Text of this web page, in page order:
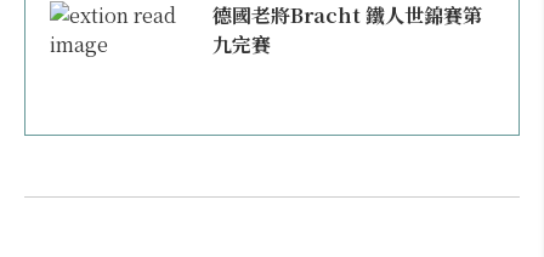
德國老將Bracht 鐵人世錦賽第
九完賽